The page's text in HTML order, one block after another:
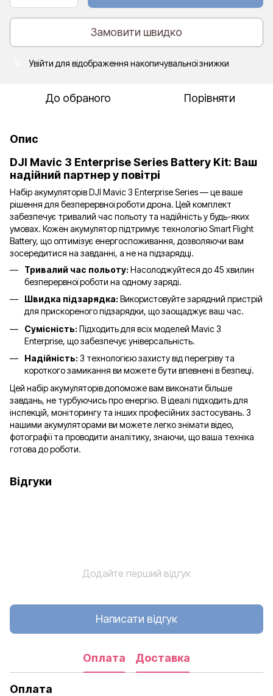
Замовити швидко
Увійти для відображення накопичувальної знижки
До обраного Порівняти
Опис
DJI Mavic 3 Enterprise Series Battery Kit: Ваш
надійний партнер у повітрі
Набір акумуляторів DJI Mavic 3 Enterprise Series — це ваше
рішення для безперервної роботи дрона. Цей комплект
забезпечує тривалий час польоту та надійність у будь-яких
умовах. Кожен акумулятор підтримує технологію Smart Flight
Battery, що оптимізує енергоспоживання, дозволяючи вам
зосередитися на завданні, а не на підзарядці.
Тривалий час польоту: Насолоджуйтеся до 45 хвилин
безперервної роботи на одному заряді.
Швидка підзарядка: Використовуйте зарядний пристрій
для прискореного підзарядки, що заощаджує ваш час.
Сумісність: Підходить для всіх моделей Mavic 3
Enterprise, що забезпечує універсальність.
Надійність: З технологією захисту від перегріву та
короткого замикання ви можете бути впевнені в безпеці.
Цей набір акумуляторів допоможе вам виконати більше
завдань, не турбуючись про енергію. В ідеалі підходить для
інспекцій, моніторингу та інших професійних застосувань. З
нашими акумуляторами ви можете легко знімати відео,
фотографії та проводити аналітику, знаючи, що ваша техніка
готова до роботи.
Відгуки
Додайте перший відгук
Написати відгук
Оплата Доставка
Оплата